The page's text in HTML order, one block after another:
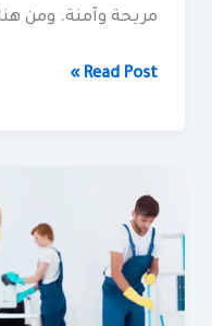
مريحة وآمنة. ومن
Read Post »
تنظيف
كلين
لايف